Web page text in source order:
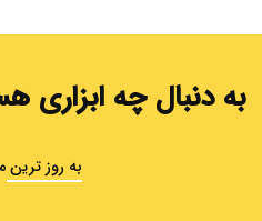
به دنبال چه ابزاری
به روز